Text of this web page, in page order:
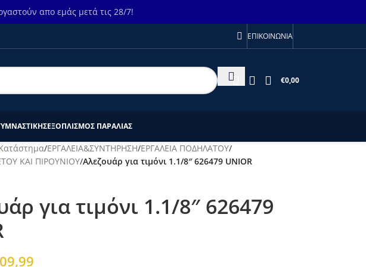
απο εμάς μετά τις 28/7!
ΕΠΙΚΟΙΝΩΝΙΑ
€0,00
ΕΞΟΠΛΙΣΜΟΣ ΠΑΡΑΛΙΑΣ
/ΕΡΓΑΛΕΙΑ&ΣΥΝΤΗΡΗΣΗ/ΕΡΓΑΛΕΙΑ ΠΟΔΗΛΑΤΟΥ/
ΚΑΙ ΠΙΡΟΥΝΙΟΥ/Αλεζουάρ για τιμόνι 1.1/8″ 626479 UNIOR
για τιμόνι 1.1/8″ 626479